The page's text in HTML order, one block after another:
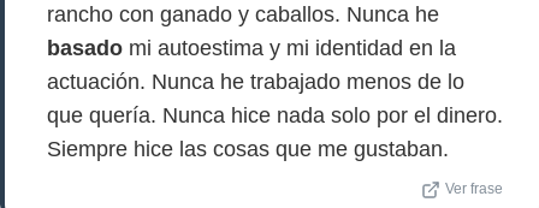
rancho con ganado y caballos. Nunca he
basado mi autoestima y mi identidad en la
actuación. Nunca he trabajado menos de lo
que quería. Nunca hice nada solo por el dinero.
Siempre hice las cosas que me gustaban.
Ver frase